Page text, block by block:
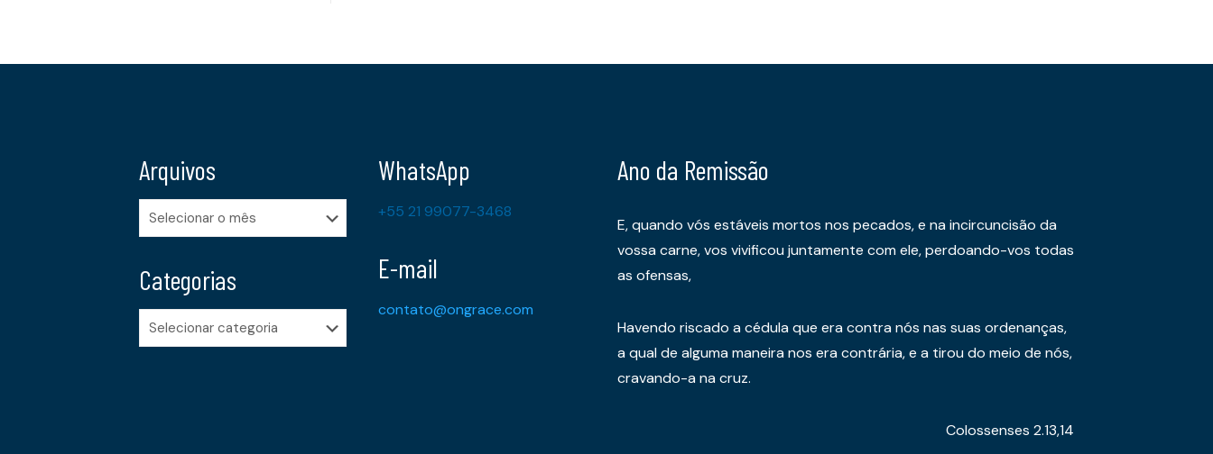
Arquivos
Arquivos
Categorias
Categorias
WhatsApp
+55 21 99077-3468
E-mail
contato@ongrace.com
Ano da Remissão
E, quando vós estáveis mortos nos pecados, e na incircuncisão da
vossa carne, vos vivificou juntamente com ele, perdoando-vos todas
as ofensas,
Havendo riscado a cédula que era contra nós nas suas ordenanças,
a qual de alguma maneira nos era contrária, e a tirou do meio de nós,
cravando-a na cruz.
Colossenses 2.13,14